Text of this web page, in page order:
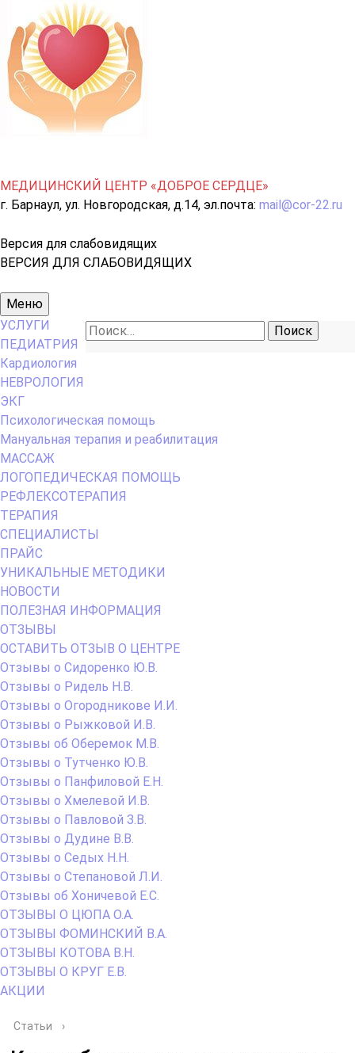
МЕДИЦИНСКИЙ ЦЕНТР «ДОБРОЕ СЕРДЦЕ»
г. Барнаул, ул. Новгородская, д.14, эл.почта: mail@cor-22.ru
Версия для слабовидящих
ВЕРСИЯ ДЛЯ СЛАБОВИДЯЩИХ
Основное
меню
Меню
Найти:
УСЛУГИ
ПЕДИАТРИЯ
Кардиология
НЕВРОЛОГИЯ
ЭКГ
Психологическая помощь
Мануальная терапия и реабилитация
МАССАЖ
ЛОГОПЕДИЧЕСКАЯ ПОМОЩЬ
РЕФЛЕКСОТЕРАПИЯ
ТЕРАПИЯ
СПЕЦИАЛИСТЫ
ПРАЙС
УНИКАЛЬНЫЕ МЕТОДИКИ
НОВОСТИ
ПОЛЕЗНАЯ ИНФОРМАЦИЯ
ОТЗЫВЫ
ОСТАВИТЬ ОТЗЫВ О ЦЕНТРЕ
Отзывы о Сидоренко Ю.В.
Отзывы о Ридель Н.В.
Отзывы о Огородникове И.И.
Отзывы о Рыжковой И.В.
Отзывы об Оберемок М.В.
Отзывы о Тутченко Ю.В.
Отзывы о Панфиловой Е.Н.
Отзывы о Хмелевой И.В.
Отзывы о Павловой З.В.
Отзывы о Дудине В.В.
Отзывы о Седых Н.Н.
Отзывы о Степановой Л.И.
Отзывы об Хоничевой Е.С.
ОТЗЫВЫ О ЦЮПА О.А.
ОТЗЫВЫ ФОМИНСКИЙ В.А.
ОТЗЫВЫ КОТОВА В.Н.
ОТЗЫВЫ О КРУГ Е.В.
АКЦИИ
Статьи ›